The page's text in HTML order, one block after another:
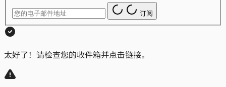
订阅
太好了！请检查您的收件箱并点击链接。